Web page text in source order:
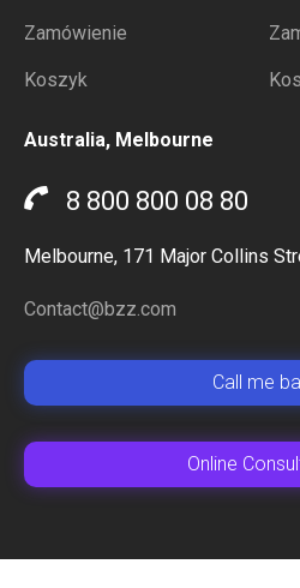
Zamówienie
Koszyk
Australia, Melbourne
8 800 800 08 80
Melbourne, 171 Major Collins
Contact@bzz.com
Сall me
Online